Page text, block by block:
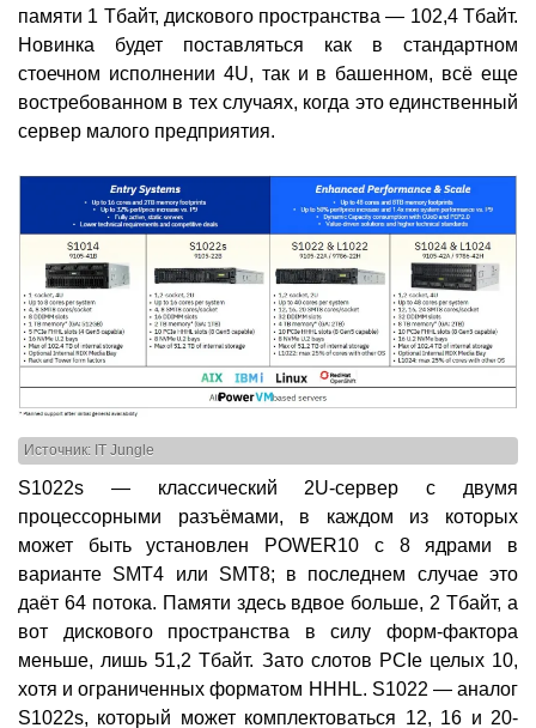
памяти 1 Тбайт, дискового пространства — 102,4 Тбайт.
Новинка будет поставляться как в стандартном
стоечном исполнении 4U, так и в башенном, всё еще
востребованном в тех случаях, когда это единственный
сервер малого предприятия.
Источник: IT Jungle
S1022s — классический 2U-сервер с двумя
процессорными разъёмами, в каждом из которых
может быть установлен POWER10 с 8 ядрами в
варианте SMT4 или SMT8; в последнем случае это
даёт 64 потока. Памяти здесь вдвое больше, 2 Тбайт, а
вот дискового пространства в силу форм-фактора
меньше, лишь 51,2 Тбайт. Зато слотов PCIe целых 10,
хотя и ограниченных форматом HHHL. S1022 — аналог
S1022s, который может комплектоваться 12, 16 и 20-